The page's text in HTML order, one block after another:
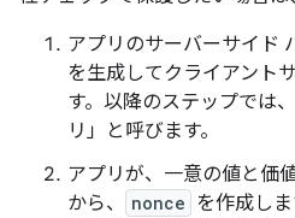
アプリのサーバーサイド
を生成してクライアント
す。以降のステップでは
リ」と呼びます。
アプリが、一意の値と価
から、
nonce を作成し